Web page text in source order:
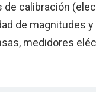
calibración
de magnitudes
medidores